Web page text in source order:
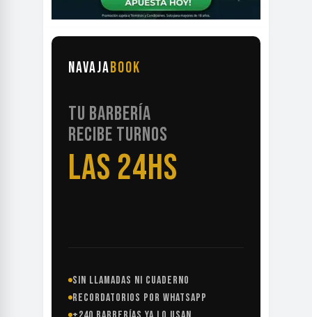
NAVAJABOOK
TU BARBERÍA
RECIBE TURNOS
LAS 24HS
SIN LLAMADAS NI CUADERNO
RECORDATORIOS POR WHATSAPP